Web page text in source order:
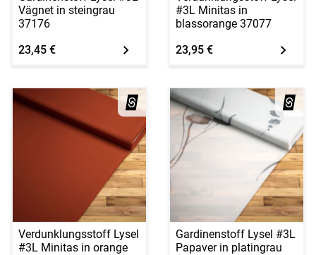
Vägnet in steingrau
37176
23,45 €
#3L Minitas in
blassorange 37077
23,95 €
Verdunklungsstoff Lysel
#3L Minitas in orange
Gardinenstoff Lysel #3L
Papaver in platingrau